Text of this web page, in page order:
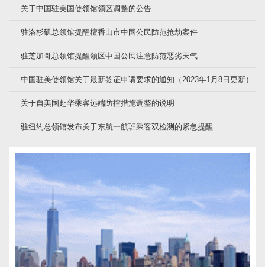
关于中国驻美国使领馆领区调整的公告
驻洛杉矶总领馆提醒檀香山市中国公民防范抢劫案件
驻芝加哥总领馆提醒领区中国公民注意防范恶劣天气
中国驻美使领馆关于最新签证申请要求的通知（2023年1月8日更新）
关于自美国赴华乘客远端防控措施调整的说明
驻纽约总领馆发布关于东航一航班乘客双检测的紧急提醒